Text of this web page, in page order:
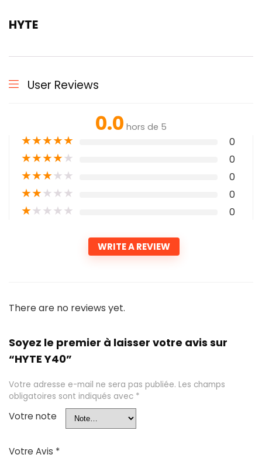
HYTE
User Reviews
0.0 hors de 5
★★★★★ 0
★★★★★ 0
★★★★★ 0
★★★★★ 0
★★★★★ 0
WRITE A REVIEW
There are no reviews yet.
Soyez le premier à laisser votre avis sur
“HYTE Y40”
Votre adresse e-mail ne sera pas publiée. Les champs
obligatoires sont indiqués avec *
Votre note
Votre Avis *